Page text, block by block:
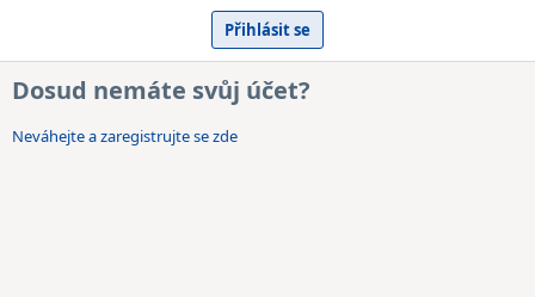
Dosud nemáte svůj účet?
Neváhejte a zaregistrujte se zde